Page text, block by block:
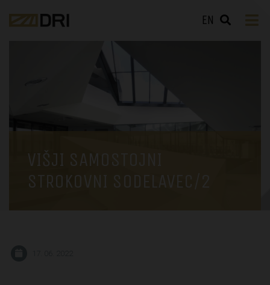
EN
VIŠJI SAMOSTOJNI
STROKOVNI SODELAVEC/2